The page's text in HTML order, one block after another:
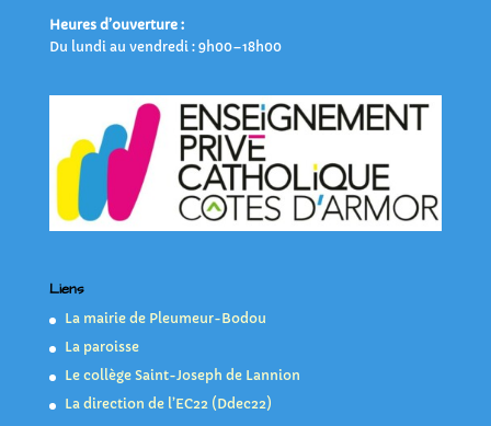
Heures d’ouverture :
Du lundi au vendredi : 9h00–18h00
Liens
La mairie de Pleumeur-Bodou
La paroisse
Le collège Saint-Joseph de Lannion
La direction de l’EC22 (Ddec22)